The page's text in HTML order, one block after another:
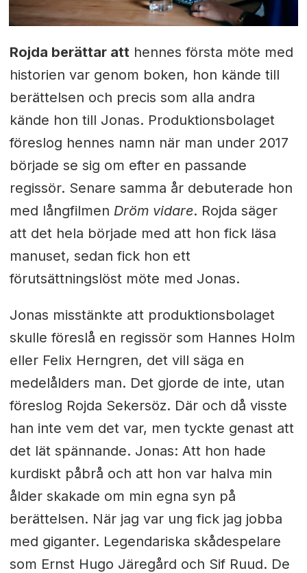
Rojda berättar atthennes första möte med
historien var genom boken, hon kände till
berättelsen och precis som alla andra
kände hon till Jonas. Produktionsbolaget
föreslog hennes namn när man under 2017
började se sig om efter en passande
regissör. Senare samma år debuterade hon
med långfilmen Dröm vidare. Rojda säger
att det hela började med att hon fick läsa
manuset, sedan fick hon ett
förutsättningslöst möte med Jonas.
Jonas misstänkte att produktionsbolaget
skulle föreslå en regissör som Hannes Holm
eller Felix Herngren, det vill säga en
medelålders man. Det gjorde de inte, utan
föreslog Rojda Sekersöz. Där och då visste
han inte vem det var, men tyckte genast att
det lät spännande. Jonas: Att hon hade
kurdiskt påbrå och att hon var halva min
ålder skakade om min egna syn på
berättelsen. När jag var ung fick jag jobba
med giganter. Legendariska skådespelare
som Ernst Hugo Järegård och Sif Ruud. De